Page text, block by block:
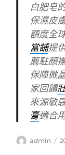
白肥皂
保濕皮
額度全
當舖提
薦駐顏
保障微
家回饋
來源敏
膏適合
作
admin